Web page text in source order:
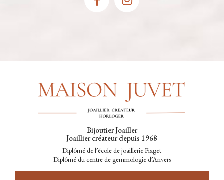
Bijoutier Joailler
Joaillier créateur depuis 1968
Diplômé de l’école de joaillerie Piaget
Diplômé du centre de gemmologie d’Anvers